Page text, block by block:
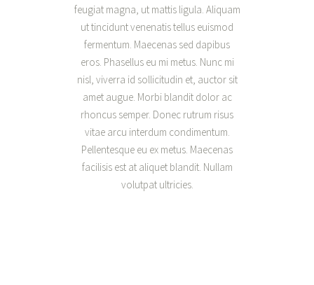
feugiat magna, ut mattis ligula. Aliquam
ut tincidunt venenatis tellus euismod
fermentum. Maecenas sed dapibus
eros. Phasellus eu mi metus. Nunc mi
nisl, viverra id sollicitudin et, auctor sit
amet augue. Morbi blandit dolor ac
rhoncus semper. Donec rutrum risus
vitae arcu interdum condimentum.
Pellentesque eu ex metus. Maecenas
facilisis est at aliquet blandit. Nullam
volutpat ultricies.